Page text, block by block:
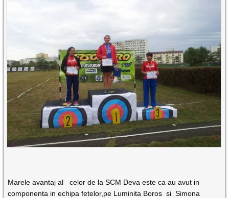
Marele avantaj al celor de la SCM Deva este ca au avut in
componenta in echipa fetelor,pe Luminita Boros si Simona